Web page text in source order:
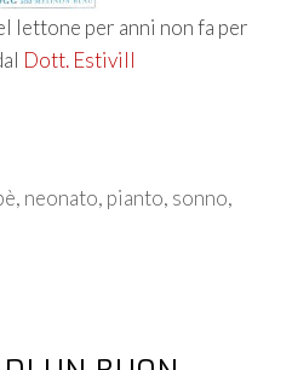
lettone per anni non fa per
Dott. Estivill
, neonato, pianto, sonno,